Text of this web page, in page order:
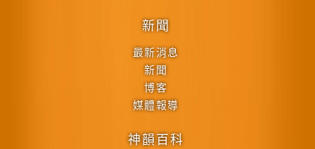
新聞
最新消息
新聞
博客
媒體報導
神韻百科